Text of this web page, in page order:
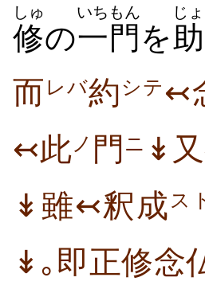
修
しゅ
の一門
いちもん
を助
じょ
而 レバ約シテ ↢
↢此 ノ 門 ニ ↡
↡雖↢釈成 ス
↡｡即正修念